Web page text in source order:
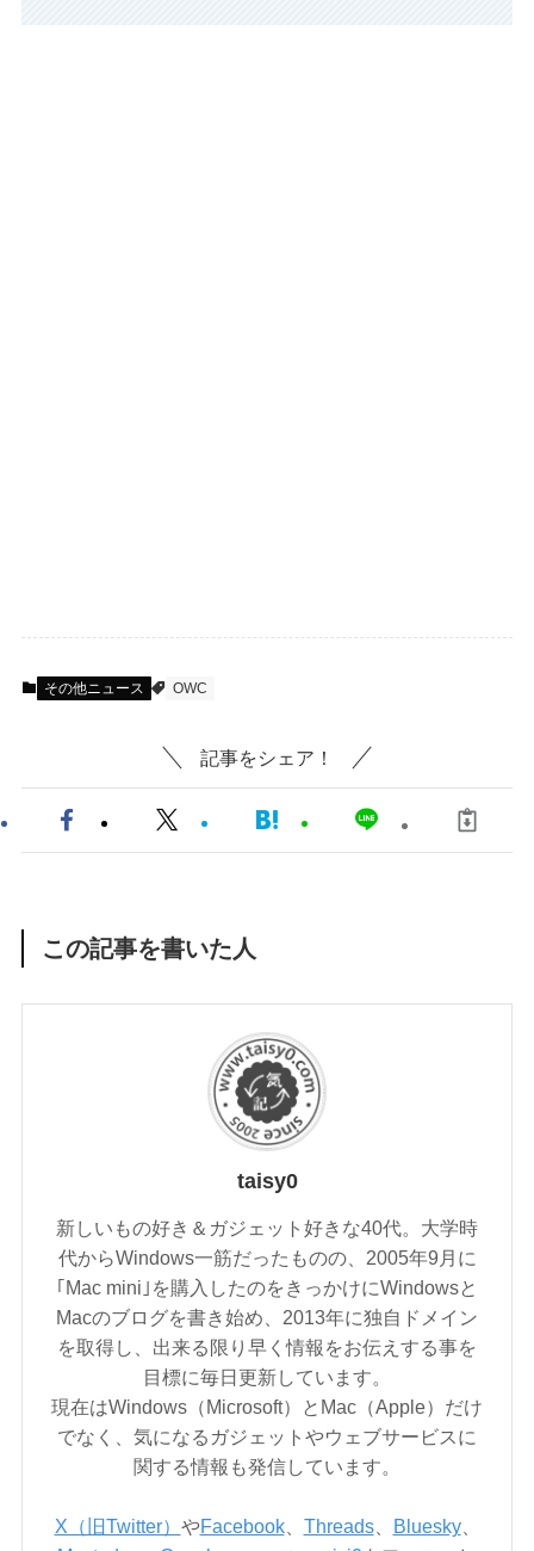
その他ニュース OWC
記事をシェア！
この記事を書いた人
taisy0
新しいもの好き＆ガジェット好きな40代。大学時
代からWindows一筋だったものの、2005年9月に
｢Mac mini｣を購入したのをきっかけにWindowsと
Macのブログを書き始め、2013年に独自ドメイン
を取得し、出来る限り早く情報をお伝えする事を
目標に毎日更新しています。
現在はWindows（Microsoft）とMac（Apple）だけ
でなく、気になるガジェットやウェブサービスに
関する情報も発信しています。
X（旧Twitter） やFacebook、 Threads、 Bluesky、